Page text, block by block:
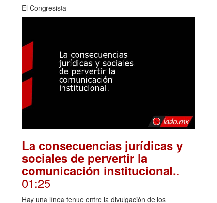
El Congresista
La consecuencias jurídicas y
sociales de pervertir la
comunicación institucional..
01:25
Hay una línea tenue entre la divulgación de los